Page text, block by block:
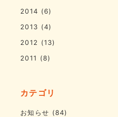
2014 (6)
2013 (4)
2012 (13)
2011 (8)
カテゴリ
お知らせ (84)